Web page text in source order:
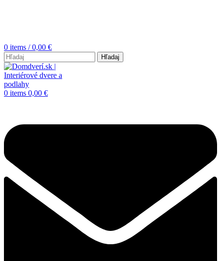
0 items / 0,00 €
Hľadaj
0 items 0,00 €